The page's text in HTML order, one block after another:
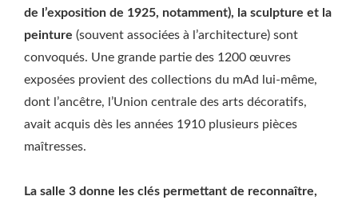
de l’exposition de 1925, notamment), la sculpture et la
peinture (souvent associées à l’architecture) sont
convoqués. Une grande partie des 1200 œuvres
exposées provient des collections du mAd lui-même,
dont l’ancêtre, l’Union centrale des arts décoratifs,
avait acquis dès les années 1910 plusieurs pièces
maîtresses.
La salle 3 donne les clés permettant de reconnaître,